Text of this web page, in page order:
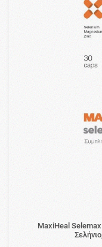
MaxiHeal